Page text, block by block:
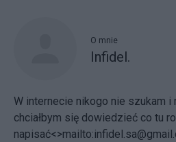
O mnie
Infidel.
W internecie nikogo nie szukam i
chciałbym się dowiedzieć co tu